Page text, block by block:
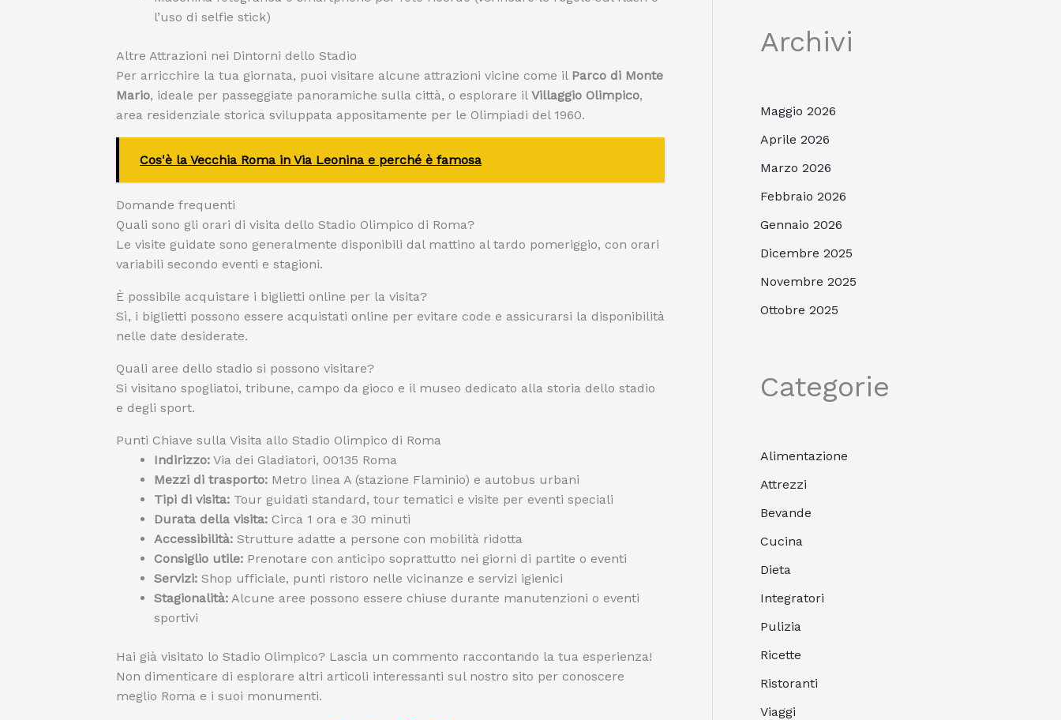
l’uso di selfie stick)
Altre Attrazioni nei Dintorni dello Stadio
Per arricchire la tua giornata, puoi visitare alcune attrazioni vicine come il Parco di Monte
Mario, ideale per passeggiate panoramiche sulla città, o esplorare il Villaggio Olimpico,
area residenziale storica sviluppata appositamente per le Olimpiadi del 1960.
Cos'è la Vecchia Roma in Via Leonina e perché è famosa
Domande frequenti
Quali sono gli orari di visita dello Stadio Olimpico di Roma?
Le visite guidate sono generalmente disponibili dal mattino al tardo pomeriggio, con orari
variabili secondo eventi e stagioni.
È possibile acquistare i biglietti online per la visita?
Sì, i biglietti possono essere acquistati online per evitare code e assicurarsi la disponibilità
nelle date desiderate.
Quali aree dello stadio si possono visitare?
Si visitano spogliatoi, tribune, campo da gioco e il museo dedicato alla storia dello stadio
e degli sport.
Punti Chiave sulla Visita allo Stadio Olimpico di Roma
Indirizzo: Via dei Gladiatori, 00135 Roma
Mezzi di trasporto: Metro linea A (stazione Flaminio) e autobus urbani
Tipi di visita: Tour guidati standard, tour tematici e visite per eventi speciali
Durata della visita: Circa 1 ora e 30 minuti
Accessibilità: Strutture adatte a persone con mobilità ridotta
Consiglio utile: Prenotare con anticipo soprattutto nei giorni di partite o eventi
Servizi: Shop ufficiale, punti ristoro nelle vicinanze e servizi igienici
Stagionalità: Alcune aree possono essere chiuse durante manutenzioni o eventi
sportivi
Hai già visitato lo Stadio Olimpico? Lascia un commento raccontando la tua esperienza!
Non dimenticare di esplorare altri articoli interessanti sul nostro sito per conoscere
meglio Roma e i suoi monumenti.
Archivi
Maggio 2026
Aprile 2026
Marzo 2026
Febbraio 2026
Gennaio 2026
Dicembre 2025
Novembre 2025
Ottobre 2025
Categorie
Alimentazione
Attrezzi
Bevande
Cucina
Dieta
Integratori
Pulizia
Ricette
Ristoranti
Viaggi